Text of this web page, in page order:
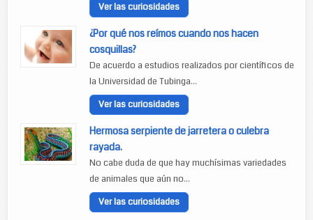
Ver las curiosidades
¿Por qué nos reímos cuando nos hacen
cosquillas?
De acuerdo a estudios realizados por científicos de
la Universidad de Tubinga...
Ver las curiosidades
Hermosa serpiente de jarretera o culebra
rayada.
No cabe duda de que hay muchísimas variedades
de animales que aún no...
Ver las curiosidades